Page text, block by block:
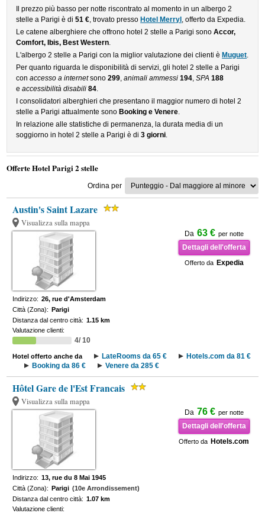
Il prezzo più basso per notte riscontrato al momento in un albergo 2
stelle a Parigi è di51 €, trovato presso Hotel Merryl , offerto da Expedia.
Le catene alberghiere che offrono hotel 2 stelle a Parigi sonoAccor,
Comfort, Ibis, Best Western.
L'albergo 2 stelle a Parigi con la miglior valutazione dei clienti è Muguet.
Per quanto riguarda le disponibilità di servizi, gli hotel 2 stelle a Parigi
conaccesso a internetsono299,animali ammessi 194,SPA 188
eaccessibilità disabili 84.
I consolidatori alberghieri che presentano il maggior numero di hotel 2
stelle a Parigi attualmente sono Booking e Venere.
In relazione alle statistiche di permanenza, la durata media di un
soggiorno in hotel 2 stelle a Parigi è di3 giorni.
Offerte Hotel Parigi 2 stelle
Ordina per
Austin's Saint Lazare
Visualizza sulla mappa
Da 63 € per notte
Dettagli dell'offerta
Offerto da Expedia
Indirizzo: 26, rue d'Amsterdam
Città (Zona): Parigi
Distanza dal centro città: 1.15 km
Valutazione clienti:
4/ 10
Hotel offerto anche da LateRooms da 65 €
Hotels.com da 81 €
Booking da 86 €
Venere da 285 €
Hôtel Gare de l'Est Francais
Visualizza sulla mappa
Da 76 € per notte
Dettagli dell'offerta
Offerto da Hotels.com
Indirizzo: 13, rue du 8 Mai 1945
Città (Zona): Parigi (10e Arrondissement)
Distanza dal centro città: 1.07 km
Valutazione clienti: